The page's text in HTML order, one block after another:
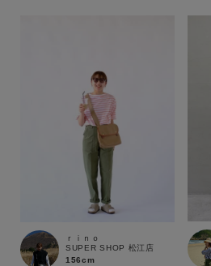
ブランド
ｒｉｎｏ
SUPER SHOP 松江店
156cm